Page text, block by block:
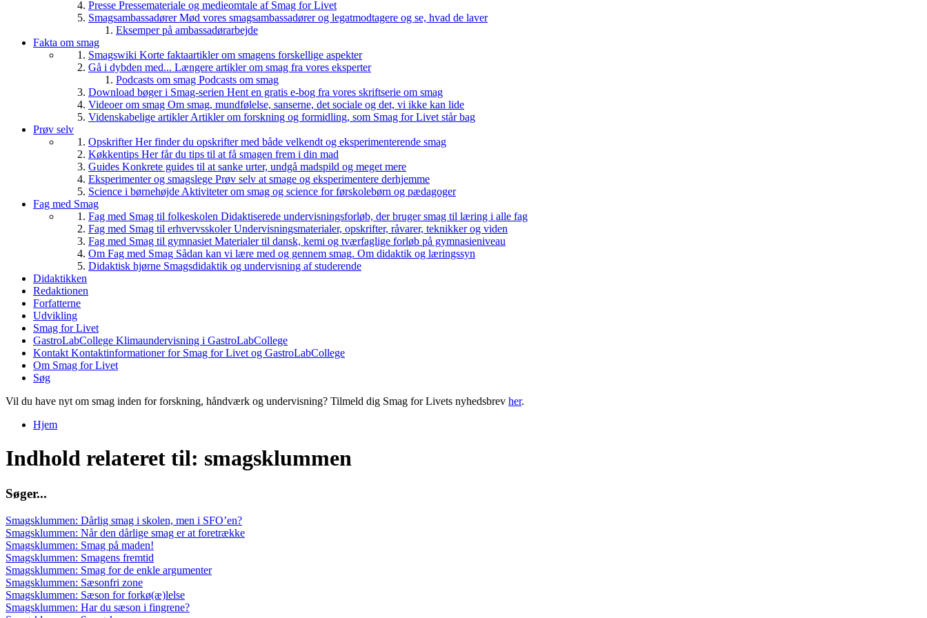
Presse Pressemateriale og medieomtale af Smag for Livet
SmagsambassadørerMød vores smagsambassadører og legatmodtagere og se, hvad de laver
Eksemper på ambassadørarbejde
Fakta om smag
Smagswiki Korte faktaartikler om smagens forskellige aspekter
Gå i dybden med... Længere artikler om smag fra vores eksperter
Podcasts om smag Podcasts om smag
Download bøger i Smag-serien Hent en gratis e-bog fra vores skriftserie om smag
Videoer om smag Om smag, mundfølelse, sanserne, det sociale og det, vi ikke kan lide
Videnskabelige artiklerArtikler om forskning og formidling, som Smag for Livet står bag
Prøv selv
OpskrifterHer finder du opskrifter med både velkendt og eksperimenterende smag
Køkkentips Her får du tips til at få smagen frem i din mad
Guides Konkrete guides til at sanke urter, undgå madspild og meget mere
Eksperimenter og smagslege Prøv selv at smage og eksperimentere derhjemme
Science i børnehøjde Aktiviteter om smag og science for førskolebørn og pædagoger
Fag med Smag
Fag med Smag til folkeskolen Didaktiserede undervisningsforløb, der bruger smag til læring i alle fag
Fag med Smag til erhvervsskolerUndervisningsmaterialer, opskrifter, råvarer, teknikker og viden
Fag med Smag til gymnasiet Materialer til dansk, kemi og tværfaglige forløb på gymnasieniveau
Om Fag med Smag Sådan kan vi lære med og gennem smag. Om didaktik og læringssyn
Didaktisk hjørne Smagsdidaktik og undervisning af studerende
Didaktikken
Redaktionen
Forfatterne
Udvikling
Smag for Livet
GastroLabCollege Klimaundervisning i GastroLabCollege
Kontakt Kontaktinformationer for Smag for Livet og GastroLabCollege
Om Smag for Livet
Søg
Vil du have nyt om smag inden for forskning, håndværk og undervisning? Tilmeld dig Smag for Livets nyhedsbrev her.
Hjem
Indhold relateret til: smagsklummen
Søger...
Smagsklummen: Dårlig smag i skolen, men i SFO’en?
Smagsklummen: Når den dårlige smag er at foretrække
Smagsklummen: Smag på maden!
Smagsklummen: Smagens fremtid
Smagsklummen: Smag for de enkle argumenter
Smagsklummen: Sæsonfri zone
Smagsklummen: Sæson for forkø(æ)lelse
Smagsklummen: Har du sæson i fingrene?